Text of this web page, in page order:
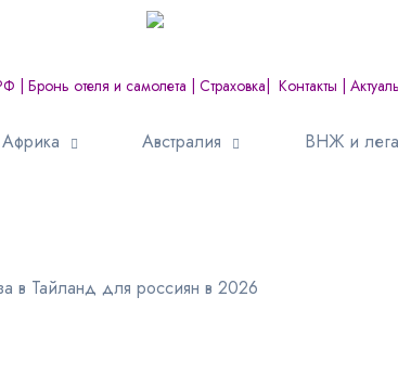
Бронь отеля и самолета Страховка Контакты
Африка Австралия ВНЖ и
в Тайланд для россиян в 2026